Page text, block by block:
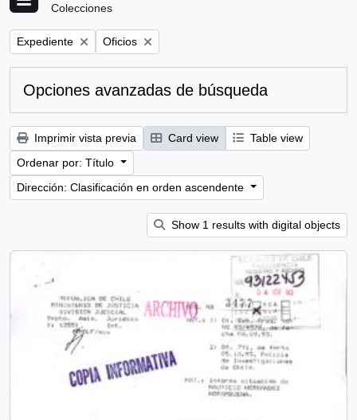
Colecciones
Remove filter:
Expediente Remove filter:
Oficios
Opciones avanzadas de búsqueda
Imprimir vista previa Card view
Table view
Ordenar por: Título
Dirección: Clasificación en orden ascendente
Show 1 results with digital objects